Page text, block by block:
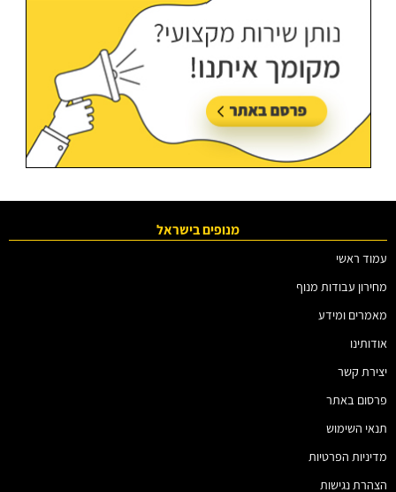
מנופים בישראל
עמוד ראשי
מחירון עבודות מנוף
מאמרים ומידע
אודותינו
יצירת קשר
פרסום באתר
תנאי השימוש
מדיניות הפרטיות
הצהרת נגישות